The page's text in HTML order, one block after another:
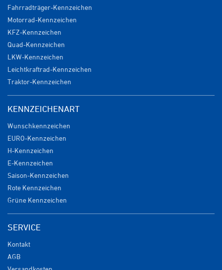
Fahrradträger-Kennzeichen
Motorrad-Kennzeichen
KFZ-Kennzeichen
Quad-Kennzeichen
LKW-Kennzeichen
Leichtkraftrad-Kennzeichen
Traktor-Kennzeichen
KENNZEICHENART
Wunschkennzeichen
EURO-Kennzeichen
H-Kennzeichen
E-Kennzeichen
Saison-Kennzeichen
Rote Kennzeichen
Grüne Kennzeichen
SERVICE
Kontakt
AGB